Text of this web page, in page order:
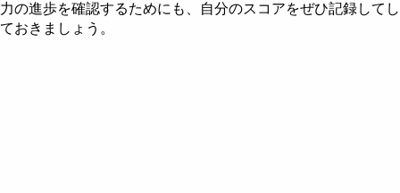
最近30日間のランキング
歴代ランキング
RealBreaker3D
力の進歩を確認するためにも、自分のスコアをぜひ記録してし
ておきましょう。